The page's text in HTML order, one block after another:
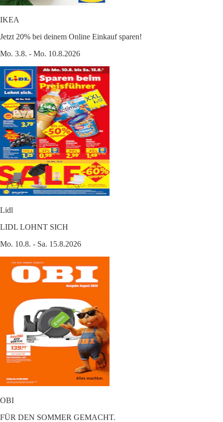
IKEA
Jetzt 20% bei deinem Online Einkauf sparen!
Mo. 3.8. - Mo. 10.8.2026
Lidl
LIDL LOHNT SICH
Mo. 10.8. - Sa. 15.8.2026
OBI
FÜR DEN SOMMER GEMACHT.